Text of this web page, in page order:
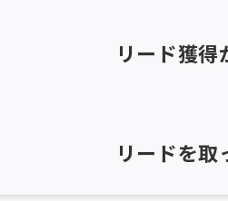
リード獲得
リードを